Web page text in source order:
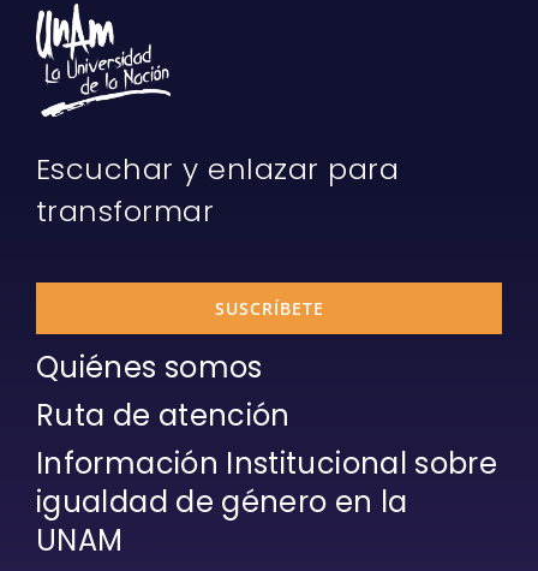
Escuchar y enlazar para
transformar
SUSCRÍBETE
Quiénes somos
Ruta de atención
Información Institucional sobre
igualdad de género en la
UNAM